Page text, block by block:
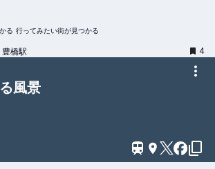
る 行ってみたい街が見つかる
豊橋駅 4
風景